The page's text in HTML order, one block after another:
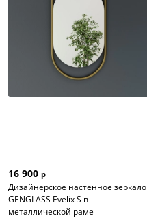
16 900 р
Дизайнерское настенное зеркало
GENGLASS Evelix S в
металлической раме